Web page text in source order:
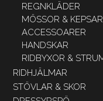
REGNKLÄDER
MÖSSOR & KEPSAR
ACCESSOARER
HANDSKAR
RIDBYXOR &
RIDHJÄLMAR
STÖVLAR & SKOR